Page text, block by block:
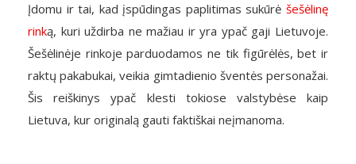
Įdomu ir tai, kad įspūdingas paplitimas sukūrė šešėlinę
rinką, kuri uždirba ne mažiau ir yra ypač gaji Lietuvoje.
Šešėlinėje rinkoje parduodamos ne tik figūrėlės, bet ir
raktų pakabukai, veikia gimtadienio šventės personažai.
Šis reiškinys ypač klesti tokiose valstybėse kaip
Lietuva, kur originalą gauti faktiškai neįmanoma.